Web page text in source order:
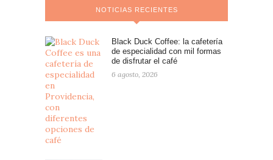
NOTICIAS RECIENTES
Black Duck Coffee: la cafetería
de especialidad con mil formas
de disfrutar el café
6 agosto, 2026